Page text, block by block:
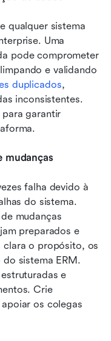
qualquer sistema
Uma
pode comprometer
e validando
duplicados,
inconsistentes.
garantir
mudanças
falha devido à
do sistema.
mudanças
preparados e
clara o propósito, os
sistema ERM.
e
Crie
os colegas